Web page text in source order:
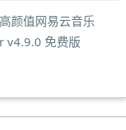
颜值网易云音乐
v4.9.0 免费版